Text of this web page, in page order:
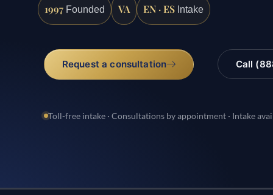
1997 Founded VA EN · ES Intake
Request a consultation Call
Toll-free intake · Consultations by appointment · Intake